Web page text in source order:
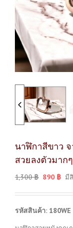
นาฬิกาสีขาว
สวยลงตัวมากๆ
1,300฿ 890 ฿ มี
รหัสสินค้า: 180WE